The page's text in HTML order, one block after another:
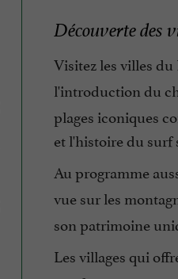
Découverte des
Visitez les villes du
l'introduction du
plages iconiques
et l'histoire du surf
Au programme
vue sur les
son patrimoine
Les villages qui